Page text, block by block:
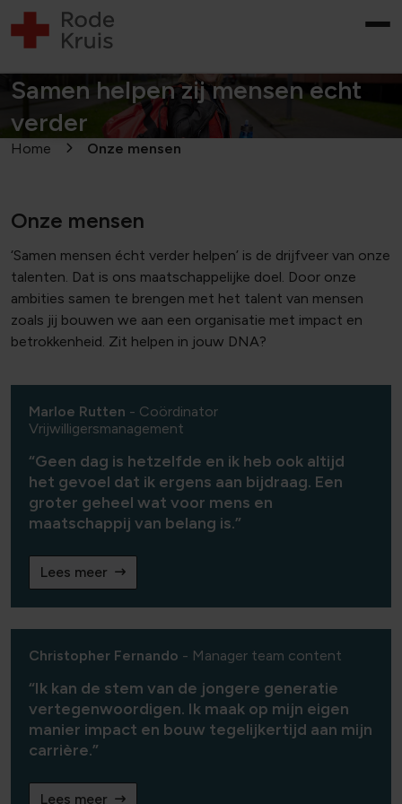
Samen helpen zij mensen echt
verder
Home Onze mensen
Onze mensen
‘Samen mensen écht verder helpen’ is de drijfveer van onze
talenten. Dat is ons maatschappelijke doel. Door onze
ambities samen te brengen met het talent van mensen
zoals jij bouwen we aan een organisatie met impact en
betrokkenheid. Zit helpen in jouw DNA?
Marloe Rutten - Coördinator
Vrijwilligersmanagement
Geen dag is hetzelfde en ik heb ook altijd
het gevoel dat ik ergens aan bijdraag. Een
groter geheel wat voor mens en
maatschappij van belang is.
Lees meer
Christopher Fernando - Manager team content
Ik kan de stem van de jongere generatie
vertegenwoordigen. Ik maak op mijn eigen
manier impact en bouw tegelijkertijd aan mijn
carrière.
Lees meer